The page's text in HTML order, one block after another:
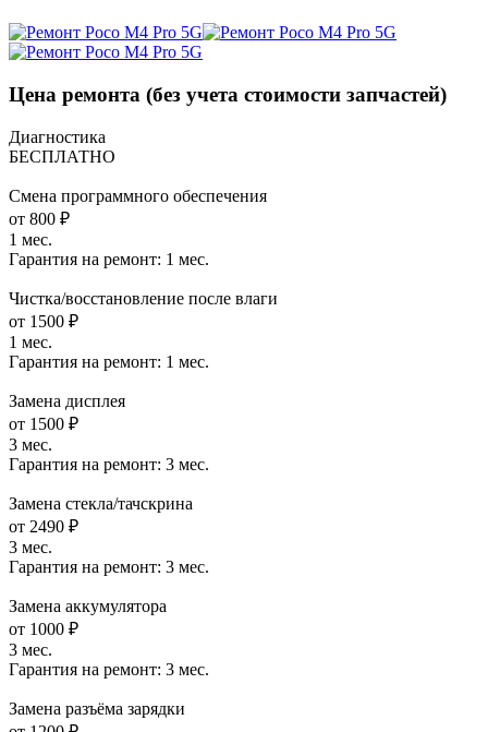
Цена ремонта (без учета стоимости запчастей)
Диагностика
БЕСПЛАТНО
Смена программного обеспечения
от 800 ₽
1 мес.
Гарантия на ремонт: 1 мес.
Чистка/восстановление после влаги
от 1500 ₽
1 мес.
Гарантия на ремонт: 1 мес.
Замена дисплея
от 1500 ₽
3 мес.
Гарантия на ремонт: 3 мес.
Замена стекла/тачскрина
от 2490 ₽
3 мес.
Гарантия на ремонт: 3 мес.
Замена аккумулятора
от 1000 ₽
3 мес.
Гарантия на ремонт: 3 мес.
Замена разъёма зарядки